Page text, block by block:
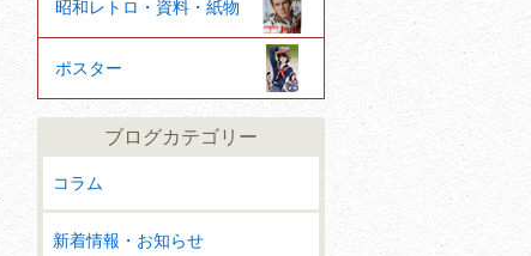
昭和レトロ・資料・紙物
ポスター
ブログカテゴリー
コラム
新着情報・お知らせ